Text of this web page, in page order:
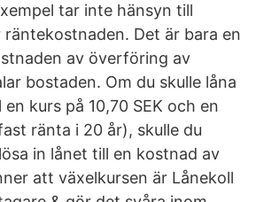
tar inte hänsyn till
Det är bara en
av överföring av
bostaden. Om du skulle låna
kurs på 10,70 SEK och en
ränta i 20 år), skulle du
in lånet till en kostnad av
att växelkursen är Lånekoll